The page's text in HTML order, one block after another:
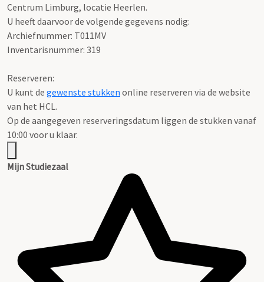
Centrum Limburg, locatie Heerlen.
U heeft daarvoor de volgende gegevens nodig:
Archiefnummer: T011MV
Inventarisnummer: 319
Reserveren:
U kunt de gewenste stukken online reserveren via de website
van het HCL.
Op de aangegeven reserveringsdatum liggen de stukken vanaf
10:00 voor u klaar.
Mijn Studiezaal